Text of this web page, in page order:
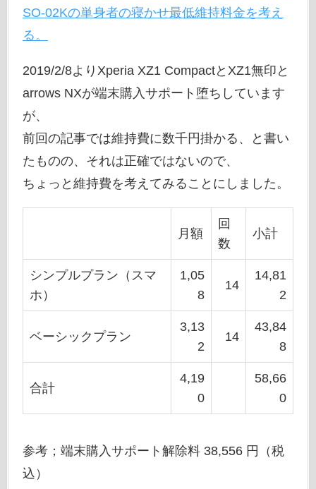
SO-02Kの単身者の寝かせ最低維持料金を考え
る。
2019/2/8よりXperia XZ1 CompactとXZ1無印と
arrows NXが端末購入サポート堕ちしています
が、
前回の記事では維持費に数千円掛かる、と書い
たものの、それは正確ではないので、
ちょっと維持費を考えてみることにしました。
月額
回
数
小計
シンプルプラン（スマ
ホ）
1,05
8
14
14,81
2
ベーシックプラン
3,13
2
14
43,84
8
合計
4,19
0
58,66
0
参考；端末購入サポート解除料 38,556 円（税
込）